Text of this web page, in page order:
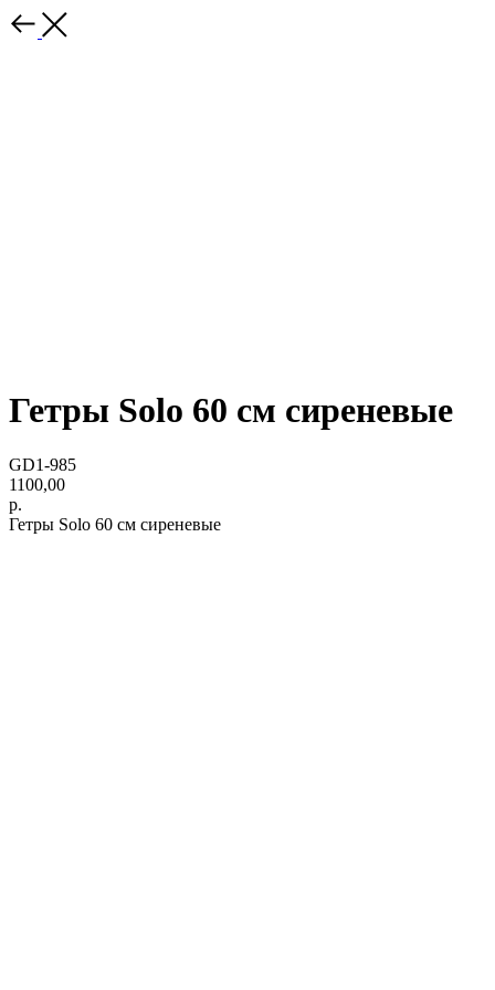
Гетры Solo 60 см сиреневые
GD1-985
1100,00
р.
Гетры Solo 60 см сиреневые